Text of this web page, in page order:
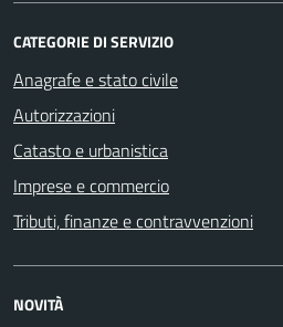
CATEGORIE DI SERVIZIO
Anagrafe e stato civile
Autorizzazioni
Catasto e urbanistica
Imprese e commercio
Tributi, finanze e contravvenzioni
NOVITÀ